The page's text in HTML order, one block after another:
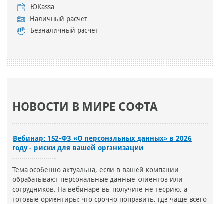
ЮKassa
Наличный расчет
Безналичный расчет
НОВОСТИ В МИРЕ СОФТА
Вебинар: 152-ФЗ «О персональных данных» в 2026
году - риски для вашей организации
Тема особенно актуальна, если в вашей компании
обрабатывают персональные данные клиентов или
сотрудников. На вебинаре вы получите не теорию, а
готовые ориентиры: что срочно поправить, где чаще всего